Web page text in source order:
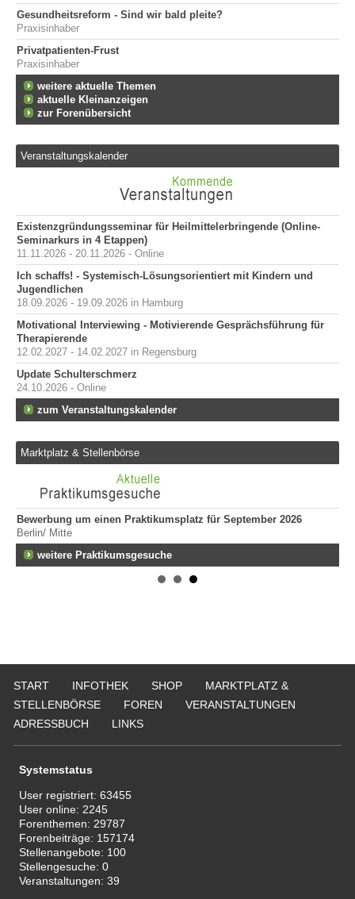
Gesundheitsreform - Sind wir bald pleite?
Praxisinhaber
Privatpatienten-Frust
Praxisinhaber
weitere aktuelle Themen
aktuelle Kleinanzeigen
zur Forenübersicht
Veranstaltungskalender
Existenzgründungsseminar für Heilmittelerbringende (Online-
Seminarkurs in 4 Etappen)
11.11.2026 - 20.11.2026 - Online
Ich schaffs! - Systemisch-Lösungsorientiert mit Kindern und
Jugendlichen
18.09.2026 - 19.09.2026 in Hamburg
Motivational Interviewing - Motivierende Gesprächsführung für
Therapierende
12.02.2027 - 14.02.2027 in Regensburg
Update Schulterschmerz
24.10.2026 - Online
zum Veranstaltungskalender
Marktplatz & Stellenbörse
Bewerbung um einen Praktikumsplatz für September 2026
Berlin/ Mitte
weitere Praktikumsgesuche
START INFOTHEK SHOP
MARKTPLATZ &
STELLENBÖRSE
FOREN
VERANSTALTUNGEN
ADRESSBUCH
LINKS
Systemstatus
User registriert:63455
User online: 2245
Forenthemen: 29787
Forenbeiträge: 157174
Stellenangebote: 100
Stellengesuche:0
Veranstaltungen:39